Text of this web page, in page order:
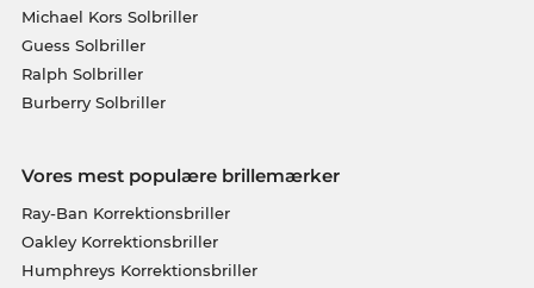
Michael Kors Solbriller
Guess Solbriller
Ralph Solbriller
Burberry Solbriller
Vores mest populære brillemærker
Ray-Ban Korrektionsbriller
Oakley Korrektionsbriller
Humphreys Korrektionsbriller